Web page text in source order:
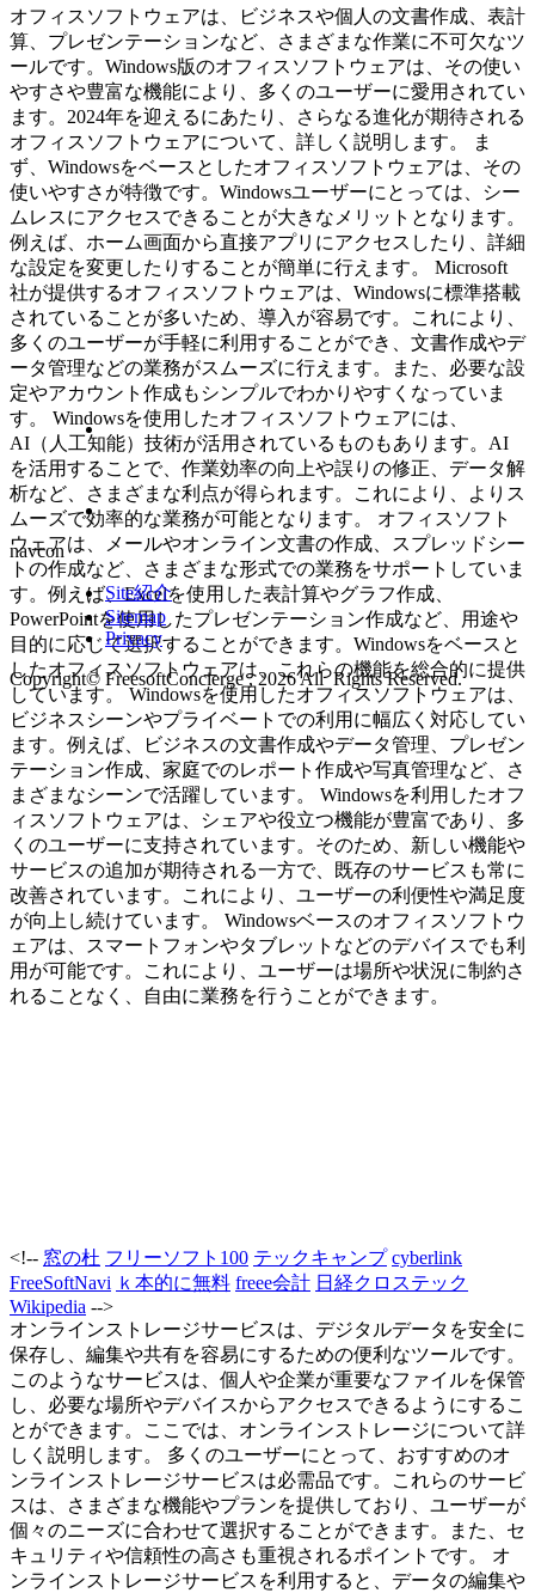
オフィスソフトウェアは、ビジネスや個人の文書作成、表計
算、プレゼンテーションなど、さまざまな作業に不可欠なツ
ールです。Windows版のオフィスソフトウェアは、その使い
やすさや豊富な機能により、多くのユーザーに愛用されてい
ます。2024年を迎えるにあたり、さらなる進化が期待される
オフィスソフトウェアについて、詳しく説明します。 ま
ず、Windowsをベースとしたオフィスソフトウェアは、その
使いやすさが特徴です。Windowsユーザーにとっては、シー
ムレスにアクセスできることが大きなメリットとなります。
例えば、ホーム画面から直接アプリにアクセスしたり、詳細
な設定を変更したりすることが簡単に行えます。 Microsoft
社が提供するオフィスソフトウェアは、Windowsに標準搭載
されていることが多いため、導入が容易です。これにより、
多くのユーザーが手軽に利用することができ、文書作成やデ
ータ管理などの業務がスムーズに行えます。また、必要な設
定やアカウント作成もシンプルでわかりやすくなっていま
す。 Windowsを使用したオフィスソフトウェアには、
AI（人工知能）技術が活用されているものもあります。AI
を活用することで、作業効率の向上や誤りの修正、データ解
析など、さまざまな利点が得られます。これにより、よりス
ムーズで効率的な業務が可能となります。 オフィスソフト
ウェアは、メールやオンライン文書の作成、スプレッドシー
トの作成など、さまざまな形式での業務をサポートしていま
す。例えば、Excelを使用した表計算やグラフ作成、
PowerPointを使用したプレゼンテーション作成など、用途や
目的に応じて選択することができます。Windowsをベースと
したオフィスソフトウェアは、これらの機能を総合的に提供
しています。 Windowsを使用したオフィスソフトウェアは、
ビジネスシーンやプライベートでの利用に幅広く対応してい
ます。例えば、ビジネスの文書作成やデータ管理、プレゼン
テーション作成、家庭でのレポート作成や写真管理など、さ
まざまなシーンで活躍しています。 Windowsを利用したオフ
ィスソフトウェアは、シェアや役立つ機能が豊富であり、多
くのユーザーに支持されています。そのため、新しい機能や
サービスの追加が期待される一方で、既存のサービスも常に
改善されています。これにより、ユーザーの利便性や満足度
が向上し続けています。 Windowsベースのオフィスソフトウ
ェアは、スマートフォンやタブレットなどのデバイスでも利
用が可能です。これにより、ユーザーは場所や状況に制約さ
れることなく、自由に業務を行うことができます。
<!-- 窓の杜 フリーソフト100 テックキャンプ cyberlink
FreeSoftNavi ｋ本的に無料 freee会計 日経クロステック
Wikipedia -->
オンラインストレージサービスは、デジタルデータを安全に
保存し、編集や共有を容易にするための便利なツールです。
このようなサービスは、個人や企業が重要なファイルを保管
し、必要な場所やデバイスからアクセスできるようにするこ
とができます。ここでは、オンラインストレージについて詳
しく説明します。 多くのユーザーにとって、おすすめのオ
ンラインストレージサービスは必需品です。これらのサービ
スは、さまざまな機能やプランを提供しており、ユーザーが
個々のニーズに合わせて選択することができます。また、セ
キュリティや信頼性の高さも重視されるポイントです。 オ
ンラインストレージサービスを利用すると、データの編集や
navcon
Site紹介
Sitemap
Privacy
Copyright© FreesoftConcierge , 2026 All Rights Reserved.